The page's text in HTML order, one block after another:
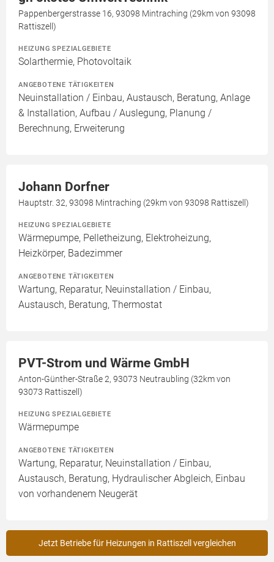
Pappenbergerstrasse 16, 93098 Mintraching (29km von 93098
Rattiszell)
HEIZUNG SPEZIALGEBIETE
Solarthermie, Photovoltaik
ANGEBOTENE TÄTIGKEITEN
Neuinstallation / Einbau, Austausch, Beratung, Anlage
& Installation, Aufbau / Auslegung, Planung /
Berechnung, Erweiterung
Johann Dorfner
Hauptstr. 32, 93098 Mintraching (29km von 93098 Rattiszell)
HEIZUNG SPEZIALGEBIETE
Wärmepumpe, Pelletheizung, Elektroheizung,
Heizkörper, Badezimmer
ANGEBOTENE TÄTIGKEITEN
Wartung, Reparatur, Neuinstallation / Einbau,
Austausch, Beratung, Thermostat
PVT-Strom und Wärme GmbH
Anton-Günther-Straße 2, 93073 Neutraubling (32km von
93073 Rattiszell)
HEIZUNG SPEZIALGEBIETE
Wärmepumpe
ANGEBOTENE TÄTIGKEITEN
Wartung, Reparatur, Neuinstallation / Einbau,
Austausch, Beratung, Hydraulischer Abgleich, Einbau
von vorhandenem Neugerät
Jetzt Betriebe für Heizungen in Rattiszell vergleichen